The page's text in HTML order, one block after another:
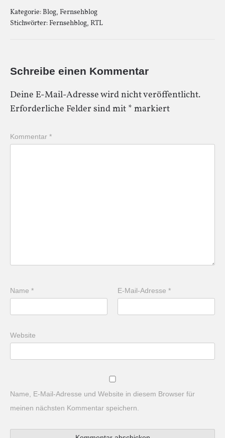
Kategorie:Blog, Fernsehblog
Stichwörter:Fernsehblog, RTL
Schreibe einen Kommentar
Deine E-Mail-Adresse wird nicht veröffentlicht.
Erforderliche Felder sind mit * markiert
Kommentar *
Name * E-Mail-Adresse*
Website
Name, E-Mail-Adresse und Website in diesem Browser für
meinen nächsten Kommentar speichern.